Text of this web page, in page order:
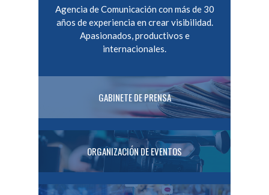
Agencia de Comunicación con más de 30
años de experiencia en crear visibilidad.
Apasionados, productivos e
internacionales.
GABINETE DE PRENSA
ORGANIZACIÓN DE EVENTOS